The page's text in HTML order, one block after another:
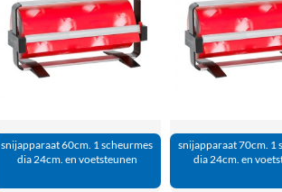
snijapparaat 60cm. 1 scheurmes
dia 24cm. en voetsteunen
snijapparaat 70cm. 1
dia 24cm. en